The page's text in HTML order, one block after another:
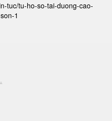
tuc/tu-ho-so-tai-duong-cao-
1